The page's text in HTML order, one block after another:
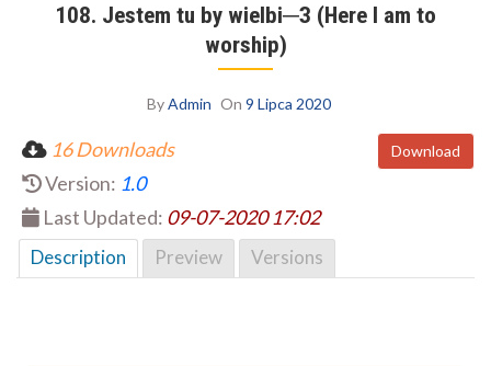
108. Jestem tu by wielbi─З (Here I am to
worship)
ByAdmin On 9 Lipca 2020
Download
16 Downloads
Version: 1.0
Last Updated: 09-07-2020 17:02
Description Preview Versions